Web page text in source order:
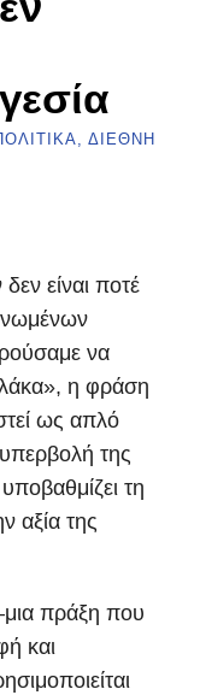
, ΔΙΕΘΝΉ
είναι ποτέ
να
η φράση
ως απλό
της
τη
αξία της
πράξη που
και